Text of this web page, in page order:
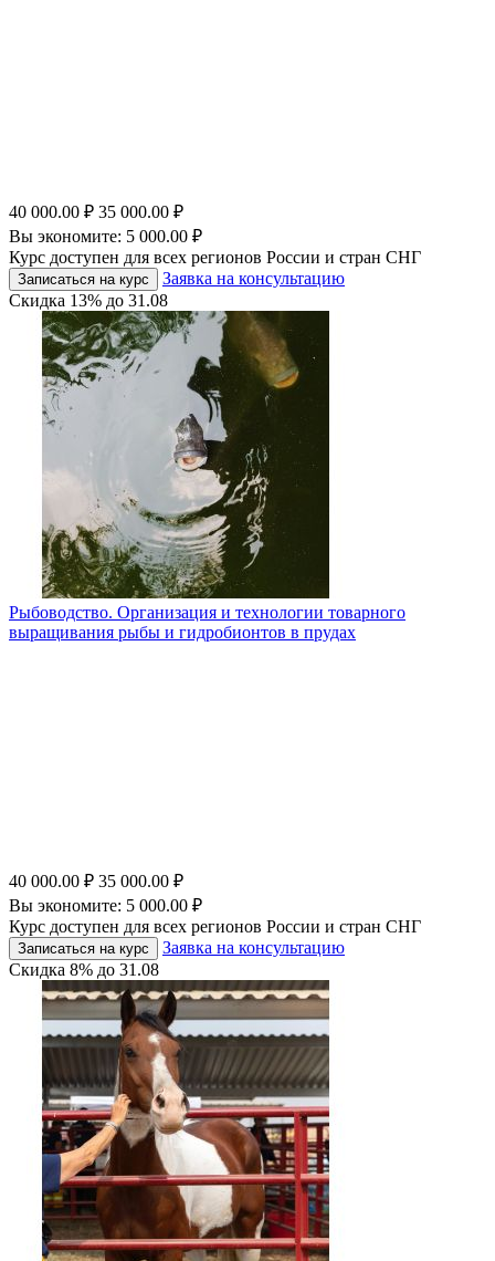
40 000.00 ₽ 35 000.00 ₽
Вы экономите: 5 000.00 ₽
Курс доступен для всех регионов России и стран СНГ
Записаться на курс
Заявка на консультацию
Скидка 13% до 31.08
Рыбоводство. Организация и технологии товарного
выращивания рыбы и гидробионтов в прудах
40 000.00 ₽ 35 000.00 ₽
Вы экономите: 5 000.00 ₽
Курс доступен для всех регионов России и стран СНГ
Записаться на курс
Заявка на консультацию
Скидка 8% до 31.08